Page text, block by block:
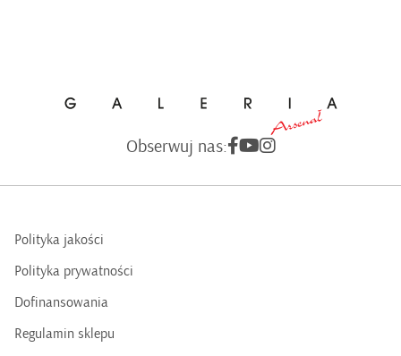
Obserwuj nas:
Polityka jakości
Polityka prywatności
Dofinansowania
Regulamin sklepu